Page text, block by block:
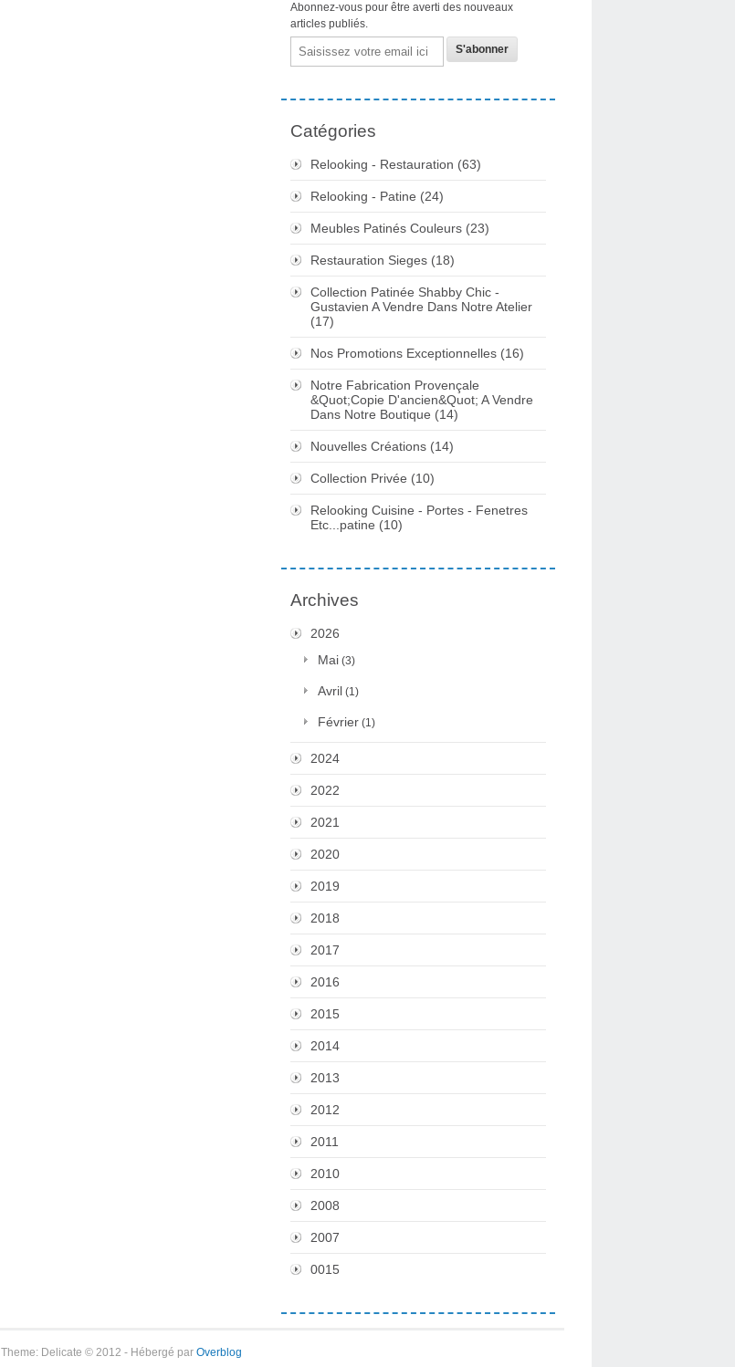
Abonnez-vous pour être averti des nouveaux
articles publiés.
Email
Catégories
Relooking - Restauration (63)
Relooking - Patine (24)
Meubles Patinés Couleurs (23)
Restauration Sieges (18)
Collection Patinée Shabby Chic -
Gustavien A Vendre Dans Notre Atelier
(17)
Nos Promotions Exceptionnelles (16)
Notre Fabrication Provençale
&Quot;Copie D'ancien&Quot; A Vendre
Dans Notre Boutique (14)
Nouvelles Créations (14)
Collection Privée (10)
Relooking Cuisine - Portes - Fenetres
Etc...patine (10)
Archives
2026
Mai (3)
Avril (1)
Février (1)
2024
2022
2021
2020
2019
2018
2017
2016
2015
2014
2013
2012
2011
2010
2008
2007
0015
Theme: Delicate © 2012 - Hébergé par Overblog